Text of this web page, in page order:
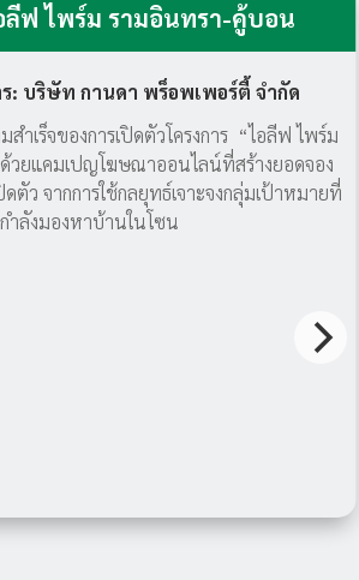
ลีฟ ไพร์ม รามอินทรา-คู้บอน
: บริษัท กานดา พร็อพเพอร์ตี้ จำกัด
ำเร็จของการเปิดตัวโครงการ “ไอลีฟ ไพร์ม
วยแคมเปญโฆษณาออนไลน์ที่สร้างยอดจอง
ตัว จากการใช้กลยุทธ์เจาะจงกลุ่มเป้าหมายที่
กำลังมองหาบ้านในโซน